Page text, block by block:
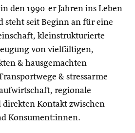
den 1990-er Jahren ins Leben
steht seit Beginn an für eine
kleinstrukturierte
von vielfältigen,
& hausgemachten
& stressarme
regionale
Kontakt zwischen
Konsument:innen.